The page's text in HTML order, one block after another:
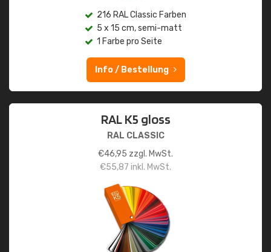
216 RAL Classic Farben
5 x 15 cm, semi-matt
1 Farbe pro Seite
Info / Bestellung
RAL K5 gloss
RAL CLASSIC
€46,95 zzgl. MwSt.
€55,87 inkl. MwSt.